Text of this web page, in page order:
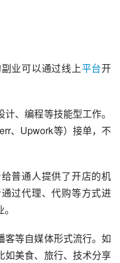
业可以通过线上平台开
、编程等技能型工作。
、Upwork等）接单，不
普通人提供了开店的机
过代理、代购等方式进
客等自媒体形式流行。如
如美食、旅行、技术分享